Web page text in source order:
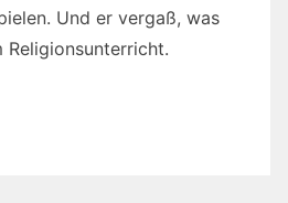
Und er vergaß, was